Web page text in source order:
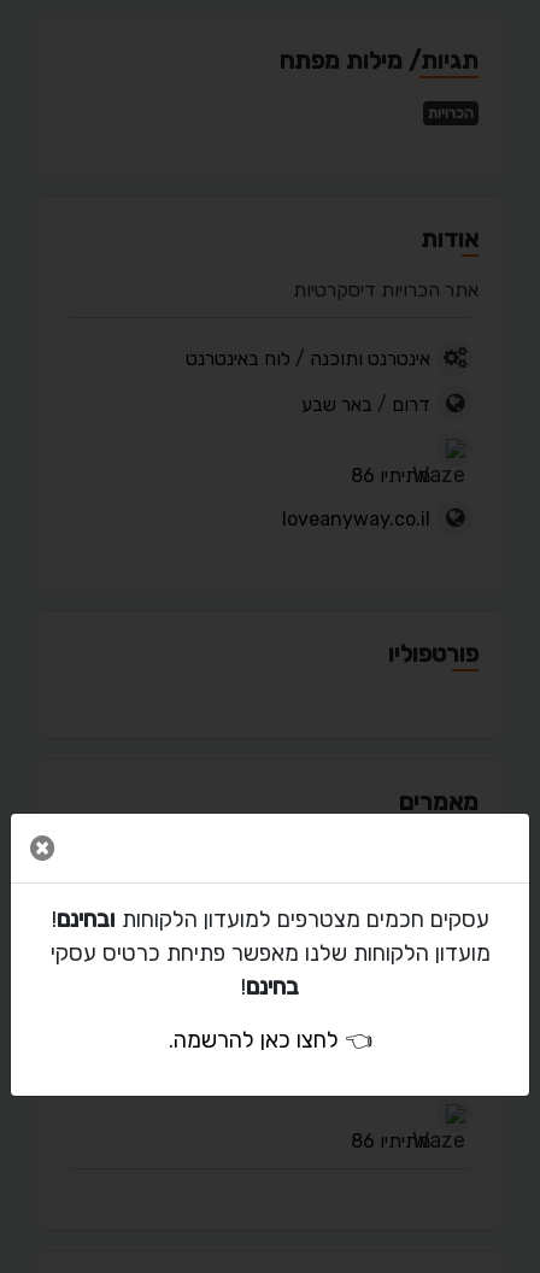
תגיות/ מילות מפתח
הכרויות
אודות
אתר הכרויות דיסקרטיות
אינטרנט ותוכנה / לוח באינטרנט
דרום / באר שבע
מתיתיו 86
loveanyway.co.il
פורטפוליו
מאמרים
יצירת קשר עם יקיר ביטון
מתיתיו 86
עסקים חכמים מצטרפים למועדון הלקוחות ובחינם!
מועדון הלקוחות שלנו מאפשר פתיחת כרטיס עסקי
בחינם!
👈 לחצו כאן להרשמה.